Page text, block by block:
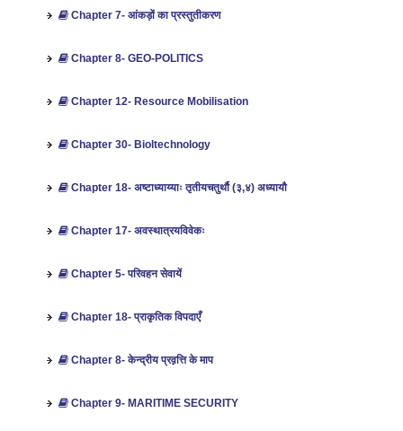
Chapter 7- आंकड़ों का प्रस्‍तुतीकरण
Chapter 8- GEO-POLITICS
Chapter 12- Resource Mobilisation
Chapter 30- Bioltechnology
Chapter 18- अष्टाध्याय्याः तृतीयचतुर्थौ (३,४) अध्यायौ
Chapter 17- अवस्थात्रयविवेकः
Chapter 5- परिवहन सेवायें
Chapter 18- प्राकृतिक विपदाएँ
Chapter 8- केन्‍द्रीय प्रव़़त्ति के माप
Chapter 9- MARITIME SECURITY